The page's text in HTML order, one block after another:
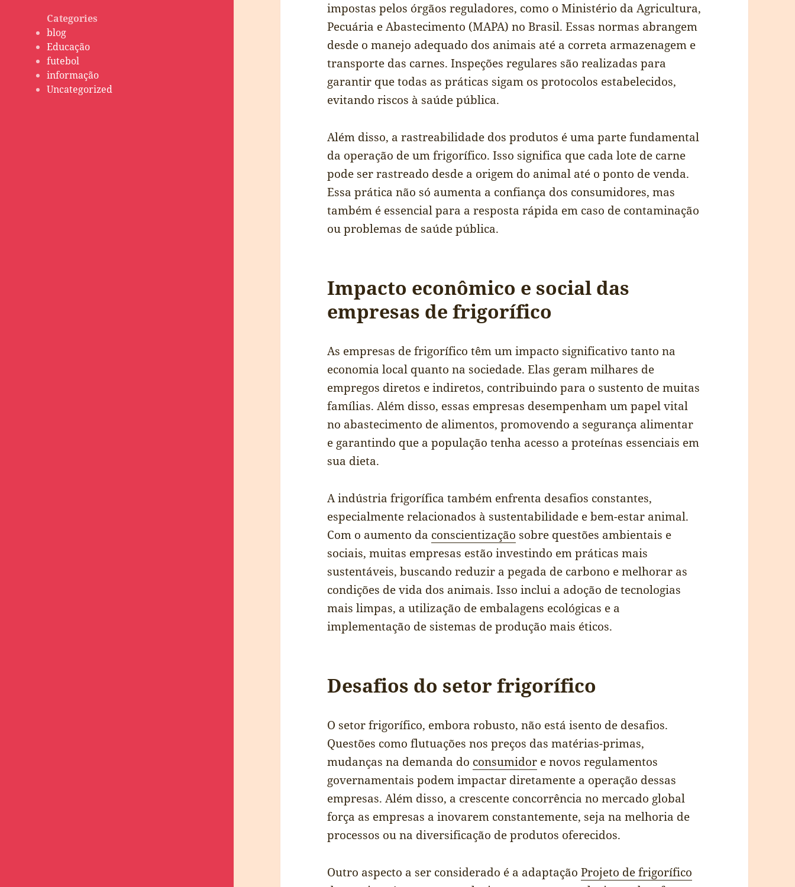
Categories
blog
Educação
futebol
informação
Uncategorized
impostas pelos órgãos reguladores, como o Ministério da Agricultura,
Pecuária e Abastecimento (MAPA) no Brasil. Essas normas abrangem
desde o manejo adequado dos animais até a correta armazenagem e
transporte das carnes. Inspeções regulares são realizadas para
garantir que todas as práticas sigam os protocolos estabelecidos,
evitando riscos à saúde pública.
Além disso, a rastreabilidade dos produtos é uma parte fundamental
da operação de um frigorífico. Isso significa que cada lote de carne
pode ser rastreado desde a origem do animal até o ponto de venda.
Essa prática não só aumenta a confiança dos consumidores, mas
também é essencial para a resposta rápida em caso de contaminação
ou problemas de saúde pública.
Impacto econômico e social das
empresas de frigorífico
As empresas de frigorífico têm um impacto significativo tanto na
economia local quanto na sociedade. Elas geram milhares de
empregos diretos e indiretos, contribuindo para o sustento de muitas
famílias. Além disso, essas empresas desempenham um papel vital
no abastecimento de alimentos, promovendo a segurança alimentar
e garantindo que a população tenha acesso a proteínas essenciais em
sua dieta.
A indústria frigorífica também enfrenta desafios constantes,
especialmente relacionados à sustentabilidade e bem-estar animal.
Com o aumento da conscientização sobre questões ambientais e
sociais, muitas empresas estão investindo em práticas mais
sustentáveis, buscando reduzir a pegada de carbono e melhorar as
condições de vida dos animais. Isso inclui a adoção de tecnologias
mais limpas, a utilização de embalagens ecológicas e a
implementação de sistemas de produção mais éticos.
Desafios do setor frigorífico
O setor frigorífico, embora robusto, não está isento de desafios.
Questões como flutuações nos preços das matérias-primas,
mudanças na demanda do consumidor e novos regulamentos
governamentais podem impactar diretamente a operação dessas
empresas. Além disso, a crescente concorrência no mercado global
força as empresas a inovarem constantemente, seja na melhoria de
processos ou na diversificação de produtos oferecidos.
Outro aspecto a ser considerado é a adaptaçãoProjeto de frigorífico